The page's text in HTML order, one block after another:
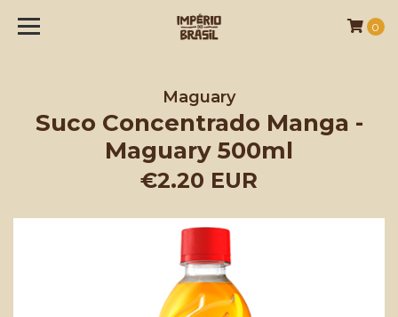
0
Maguary
Suco Concentrado Manga -
Maguary 500ml
€2.20 EUR